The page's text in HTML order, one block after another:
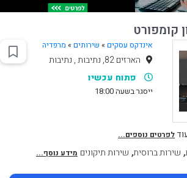
קומפורט
אינדקס עסקים » שירותים» מרפדיה
הארזים 82, נתיבות , נתיבות
פתוח עכשיו
ייסגר בשעה 18:00
לפרטים נוספים...
, שירות ברוסית, שירות תיקונים מידע נוסף...